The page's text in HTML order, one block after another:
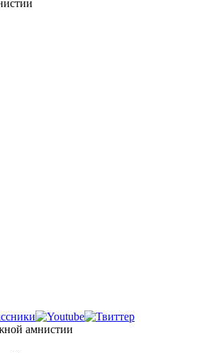
амнистии